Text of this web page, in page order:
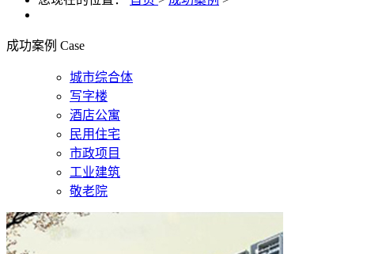
成功案例 Case
城市综合体
写字楼
酒店公寓
民用住宅
市政项目
工业建筑
敬老院